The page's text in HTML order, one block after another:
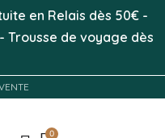
en Relais dès 50€ -
- Trousse de voyage dès